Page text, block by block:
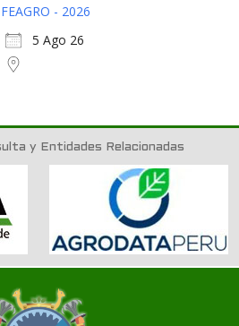
FEAGRO - 2026
5 Ago 26
y Entidades Relacionadas